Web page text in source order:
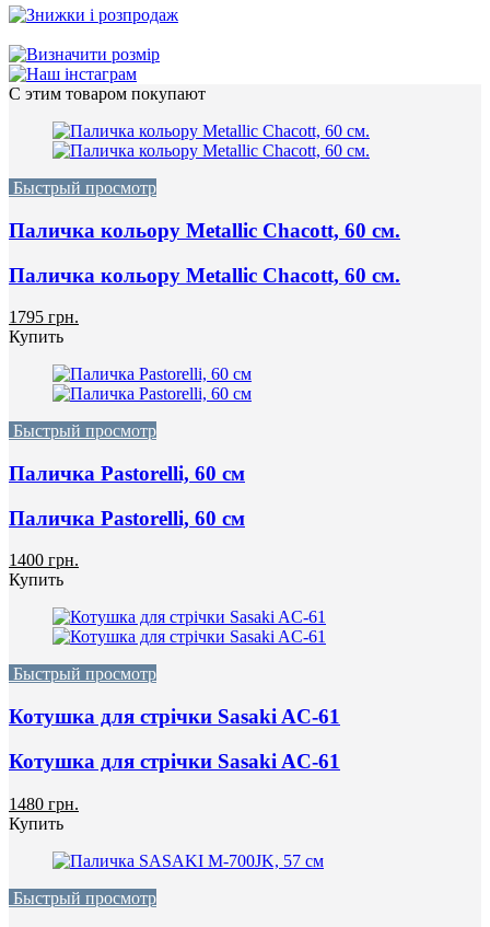
С этим товаром покупают
Быстрый просмотр
Паличка кольору Metallic Chacott, 60 см.
Паличка кольору Metallic Chacott, 60 см.
1795 грн.
Купить
Быстрый просмотр
Паличка Pastorelli, 60 см
Паличка Pastorelli, 60 см
1400 грн.
Купить
Быстрый просмотр
Котушка для стрічки Sasaki AC-61
Котушка для стрічки Sasaki AC-61
1480 грн.
Купить
Быстрый просмотр